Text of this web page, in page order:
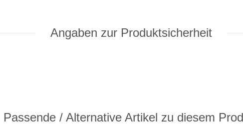
Angaben zur Produktsicherheit
Passende / Alternative Artikel zu diesem